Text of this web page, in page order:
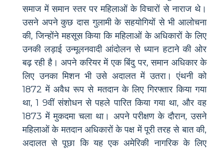
समाज में समान स्तर पर महिलाओं के विचारों से नाराज थे।
उसने अपने कुछ दास गुलामी के सहयोगियों से भी आलोचना
की, जिन्होंने महसूस किया कि महिलाओं के अधिकारों के लिए
उनकी लड़ाई उन्मूलनवादी आंदोलन से ध्यान हटाने की ओर
बढ़ रही है। अपने करियर में एक बिंदु पर, समान अधिकार के
लिए उनका मिशन भी उसे अदालत में उतरा। एंथनी को
1872 में अवैध रूप से मतदान के लिए गिरफ्तार किया गया
था, 1 9वीं संशोधन से पहले पारित किया गया था, और वह
1873 में मुकदमा चला था। अपने परीक्षण के दौरान, उसने
महिलाओं के मतदान अधिकारों के पक्ष में पूरी तरह से बात की,
अदालत से पूछा कि यह एक अमेरिकी नागरिक के लिए